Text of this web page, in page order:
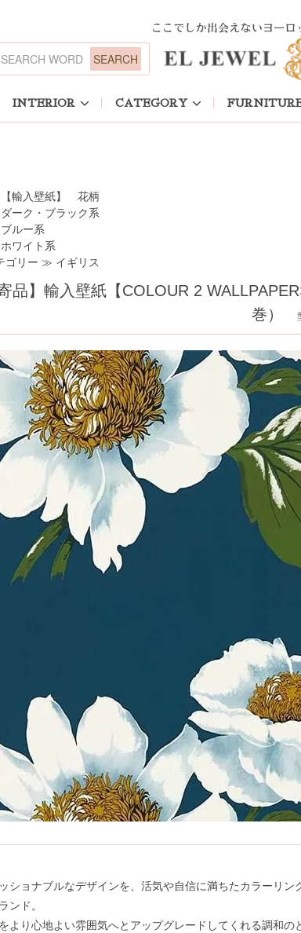
INTERIOR CATEGORY
>ホワイト系
【輸入壁紙】 花柄
ダーク・ブラック系
ブルー系
ホワイト系
ゴリー ≫ イギリス
品】輸入壁紙【COLOUR 2
巻）
ショナブルなデザインを、活気や自信に満ちたカラーリン
ンド。
より心地よい雰囲気へとアップグレードしてくれる調和の